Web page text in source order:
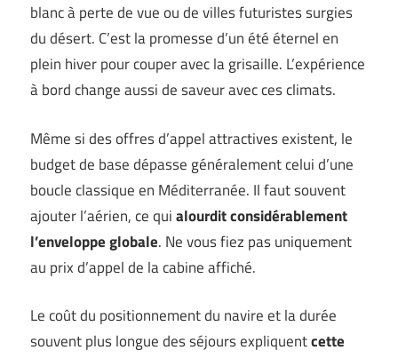
blanc à perte de vue ou de villes futuristes surgies
du désert. C’est la promesse d’un été éternel en
plein hiver pour couper avec la grisaille. L’expérience
à bord change aussi de saveur avec ces climats.
Même si des offres d’appel attractives existent, le
budget de base dépasse généralement celui d’une
boucle classique en Méditerranée. Il faut souvent
ajouter l’aérien, ce quialourdit considérablement
l’enveloppe globale. Ne vous fiez pas uniquement
au prix d’appel de la cabine affiché.
Le coût du positionnement du navire et la durée
souvent plus longue des séjours expliquentcette